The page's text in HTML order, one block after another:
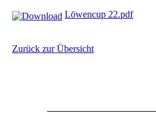
Löwencup 22.pdf
Zurück zur Übersicht